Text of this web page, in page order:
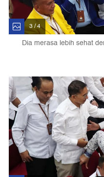
3 / 4
Dia merasa lebih sehat